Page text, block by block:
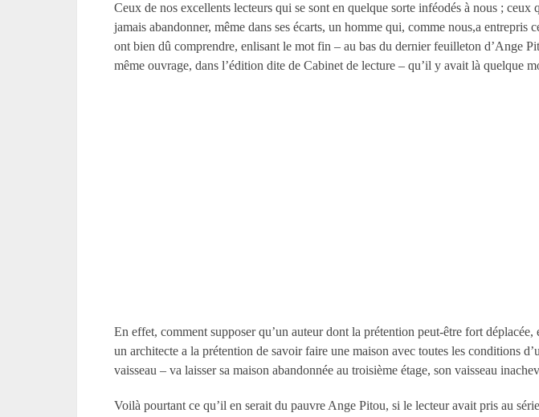
Ceux de nos excellents lecteurs qui se sont en quelque sorte inféodés à nous ;
jamais abandonner, même dans ses écarts, un homme qui, comme nous,a
ont bien dû comprendre, enlisant le mot fin – au bas du dernier feuilleton d’Ange
même ouvrage, dans l’édition dite de Cabinet de lecture – qu’il y avait là quelque
En effet, comment supposer qu’un auteur dont la prétention peut-être fort
un architecte a la prétention de savoir faire une maison avec toutes les conditions
vaisseau – va laisser sa maison abandonnée au troisième étage, son vaisseau
Voilà pourtant ce qu’il en serait du pauvre Ange Pitou, si le lecteur avait pris au